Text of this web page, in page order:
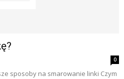
0
sposoby na smarowanie linki Czym